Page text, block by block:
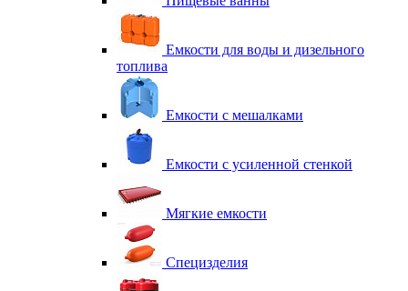
Емкости для воды и дизельного
топлива
Емкости с мешалками
Емкости с усиленной стенкой
Мягкие емкости
Специзделия